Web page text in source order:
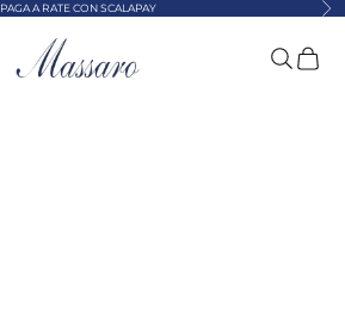
PAGA A RATE CON SCALAPAY
MASSARO ABBIGLIAMENTO Cerca